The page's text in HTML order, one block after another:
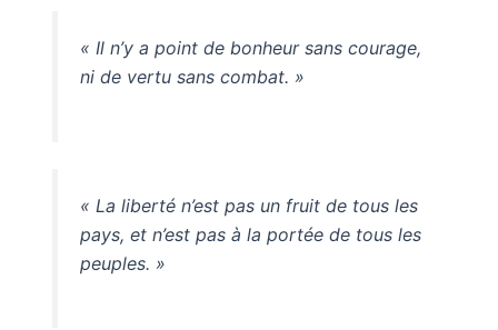
« Il n’y a point de bonheur sans courage,
ni de vertu sans combat. »
« La liberté n’est pas un fruit de tous les
pays, et n’est pas à la portée de tous les
peuples. »